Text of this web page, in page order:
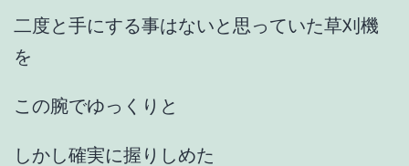
二度と手にする事はないと思っていた草刈機
を
この腕でゆっくりと
しかし確実に握りしめた